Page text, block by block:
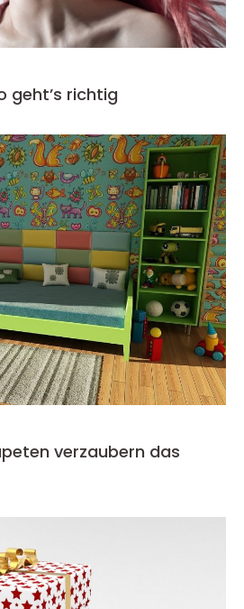
geht’s richtig
verzaubern das